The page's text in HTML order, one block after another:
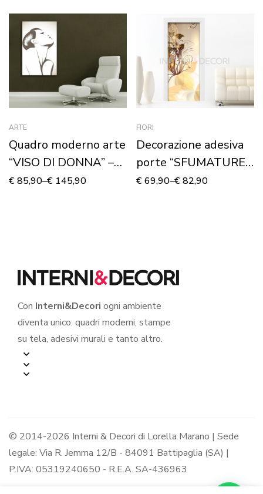
ARTE
Quadro moderno arte
“VISO DI DONNA” –
Stampa su tela
€85,90–€ 145,90
FIORI
Decorazione adesiva
porte “SFUMATURE
FLOREALI COLOR
€69,90–€82,90
Con Interni&Decori ogni ambiente
diventa unico: quadri moderni, stampe
su tela, adesivi murali e tanto altro.
© 2014-2026 Interni & Decori di Lorella Marano | Sede
legale: Via R. Jemma 12/B - 84091 Battipaglia (SA) |
P.IVA: 05319240650 - R.E.A. SA-436963